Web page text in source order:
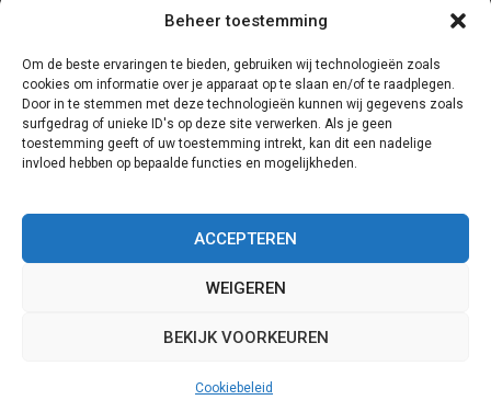
Beheer toestemming
Om de beste ervaringen te bieden, gebruiken wij technologieën zoals
cookies om informatie over je apparaat op te slaan en/of te raadplegen.
Door in te stemmen met deze technologieën kunnen wij gegevens zoals
surfgedrag of unieke ID's op deze site verwerken. Als je geen
toestemming geeft of uw toestemming intrekt, kan dit een nadelige
invloed hebben op bepaalde functies en mogelijkheden.
ACCEPTEREN
WEIGEREN
BEKIJK VOORKEUREN
Cookiebeleid
Vormen van terrasaankleding